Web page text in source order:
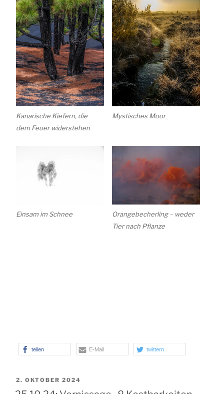
Kanarische Kiefern, die
dem Feuer widerstehen
Mystisches Moor
Einsam im Schnee
Orangebecherling – weder
Tier nach Pflanze
teilen E-Mail twittern
VERÖFFENTLICHT
AM
2. OKTOBER 2024